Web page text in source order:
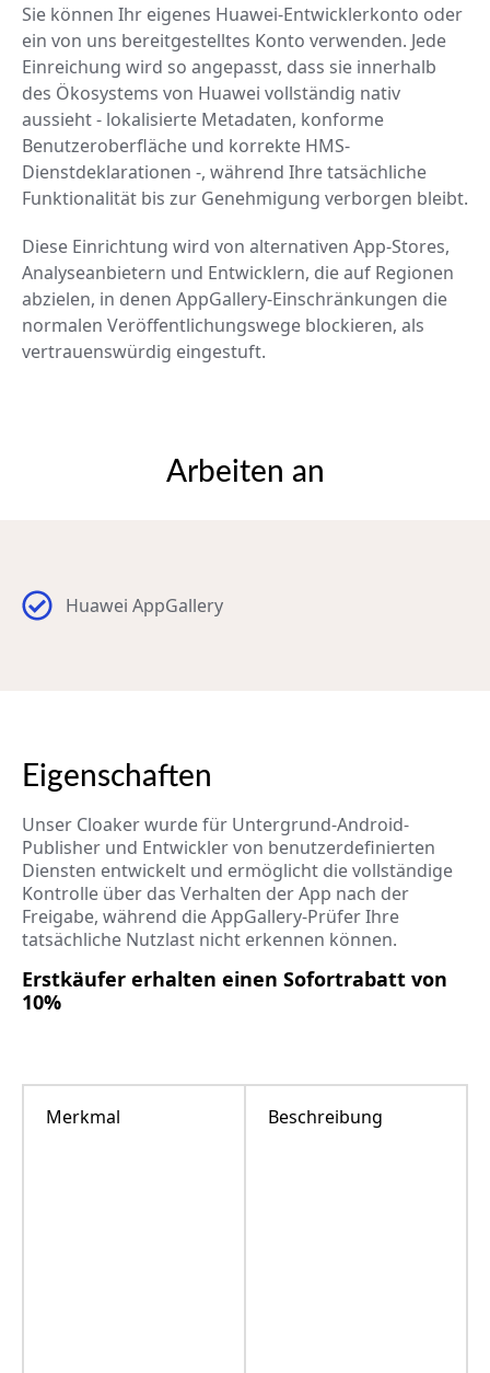
Sie können Ihr eigenes Huawei-Entwicklerkonto oder
ein von uns bereitgestelltes Konto verwenden. Jede
Einreichung wird so angepasst, dass sie innerhalb
des Ökosystems von Huawei vollständig nativ
aussieht - lokalisierte Metadaten, konforme
Benutzeroberfläche und korrekte HMS-
Dienstdeklarationen -, während Ihre tatsächliche
Funktionalität bis zur Genehmigung verborgen bleibt.
Diese Einrichtung wird von alternativen App-Stores,
Analyseanbietern und Entwicklern, die auf Regionen
abzielen, in denen AppGallery-Einschränkungen die
normalen Veröffentlichungswege blockieren, als
vertrauenswürdig eingestuft.
Arbeiten an
Huawei AppGallery
Eigenschaften
Unser Cloaker wurde für Untergrund-Android-
Publisher und Entwickler von benutzerdefinierten
Diensten entwickelt und ermöglicht die vollständige
Kontrolle über das Verhalten der App nach der
Freigabe, während die AppGallery-Prüfer Ihre
tatsächliche Nutzlast nicht erkennen können.
Erstkäufer erhalten einen Sofortrabatt von
10%
Merkmal Beschreibung